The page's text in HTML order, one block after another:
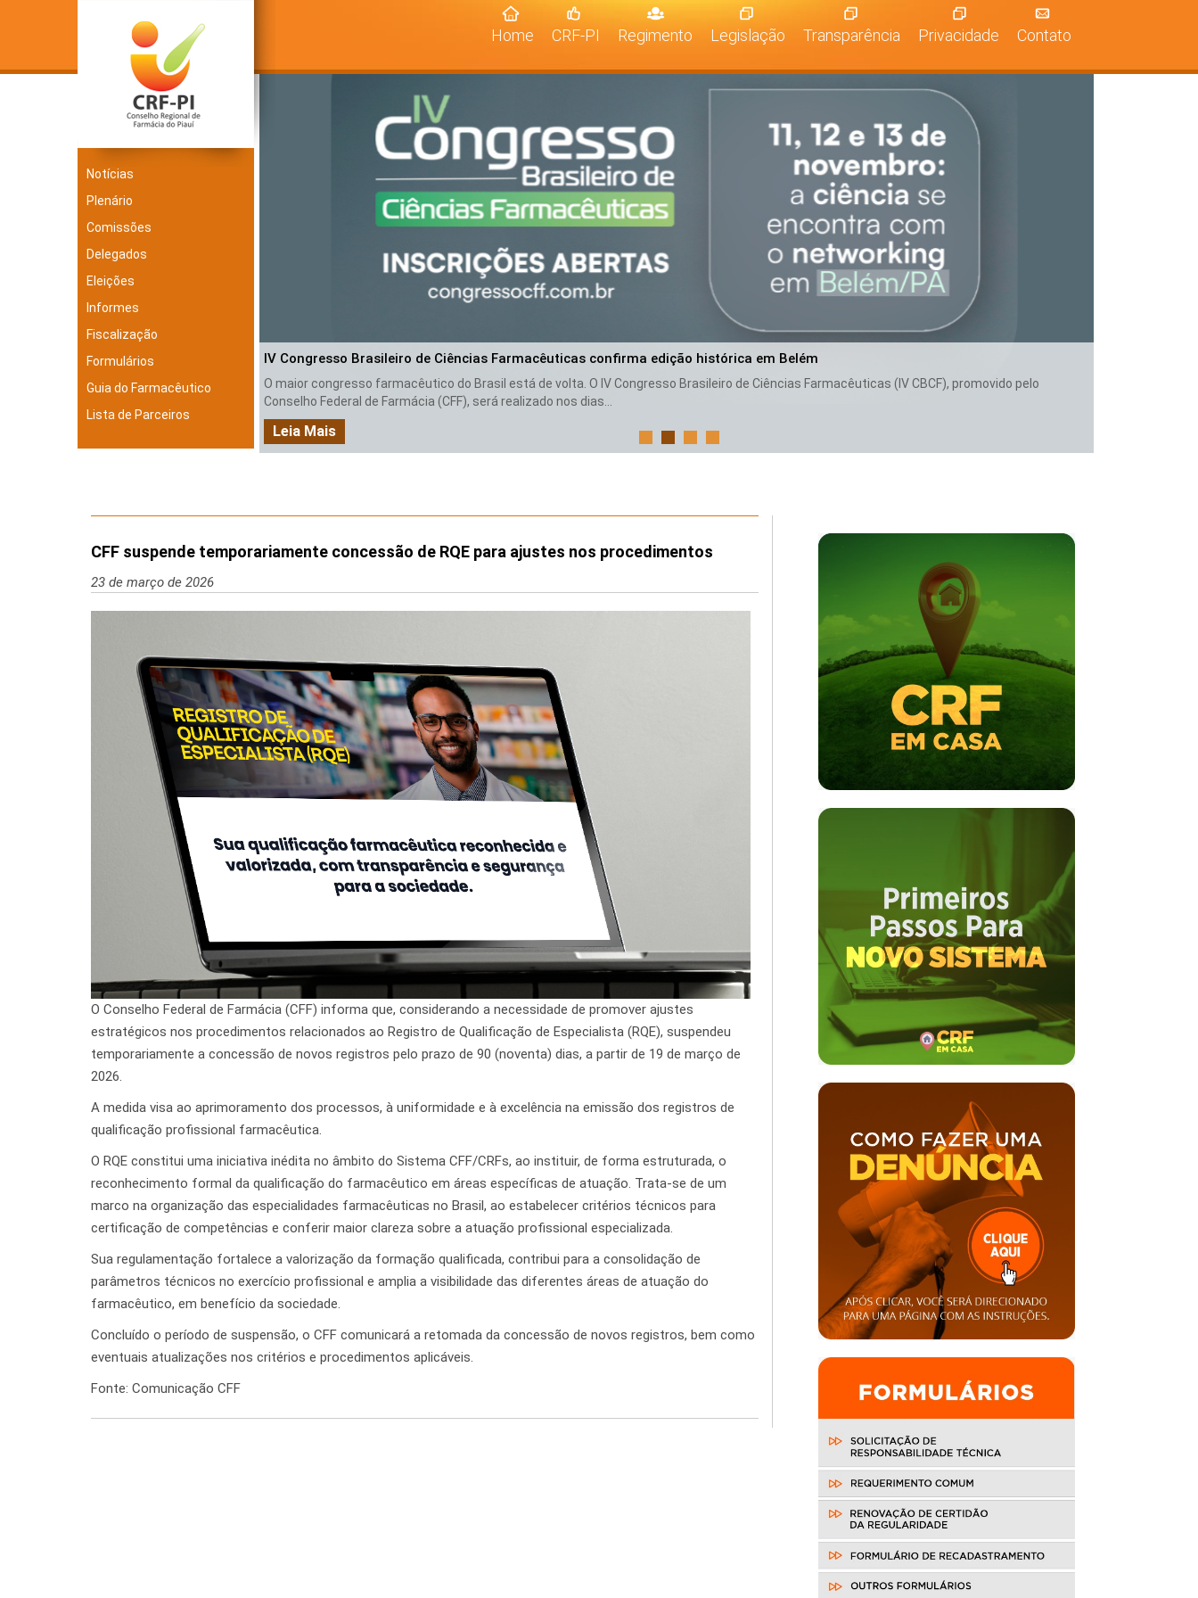
Home (current)
CRF-PI Regimento Legislação Transparência Privacidade Contato
Notícias
Plenário
Comissões
Delegados
Eleições
Informes
Fiscalização
Formulários
Guia do Farmacêutico
Lista de Parceiros
IV Congresso Brasileiro de Ciências Farmacêuticas confirma edição histórica em Belém
O maior congresso farmacêutico do Brasil está de volta. O IV Congresso Brasileiro de Ciências Farmacêuticas (IV CBCF), promovido pelo
Conselho Federal de Farmácia (CFF), será realizado nos dias...
Leia Mais
CFF suspende temporariamente concessão de RQE para ajustes nos procedimentos
23 de março de 2026
O Conselho Federal de Farmácia (CFF) informa que, considerando a necessidade de promover ajustes
estratégicos nos procedimentos relacionados ao Registro de Qualificação de Especialista (RQE), suspendeu
temporariamente a concessão de novos registros pelo prazo de 90 (noventa) dias, a partir de 19 de março de
2026.
A medida visa ao aprimoramento dos processos, à uniformidade e à excelência na emissão dos registros de
qualificação profissional farmacêutica.
O RQE constitui uma iniciativa inédita no âmbito do Sistema CFF/CRFs, ao instituir, de forma estruturada, o
reconhecimento formal da qualificação do farmacêutico em áreas específicas de atuação. Trata-se de um
marco na organização das especialidades farmacêuticas no Brasil, ao estabelecer critérios técnicos para
certificação de competências e conferir maior clareza sobre a atuação profissional especializada.
Sua regulamentação fortalece a valorização da formação qualificada, contribui para a consolidação de
parâmetros técnicos no exercício profissional e amplia a visibilidade das diferentes áreas de atuação do
farmacêutico, em benefício da sociedade.
Concluído o período de suspensão, o CFF comunicará a retomada da concessão de novos registros, bem como
eventuais atualizações nos critérios e procedimentos aplicáveis.
Fonte: Comunicação CFF